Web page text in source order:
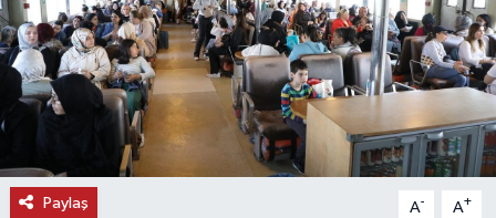
Paylaş A- A+
MAGAZİN
ÖZEL HABER
SAĞLIK
SPOR